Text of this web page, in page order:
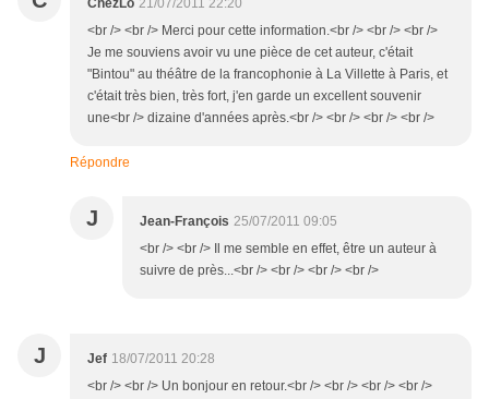
<br /> <br /> Merci pour cette information.<br /> <br /> <br />
Je me souviens avoir vu une pièce de cet auteur, c'était
"Bintou" au théâtre de la francophonie à La Villette à Paris, et
c'était très bien, très fort, j'en garde un excellent souvenir
une<br /> dizaine d'années après.<br /> <br /> <br /> <br />
Répondre
J Jean-François 25/07/2011 09:05
<br /> <br /> Il me semble en effet, être un auteur à
suivre de près...<br /> <br /> <br /> <br />
J Jef 18/07/2011 20:28
<br /> <br /> Un bonjour en retour.<br /> <br /> <br /> <br />